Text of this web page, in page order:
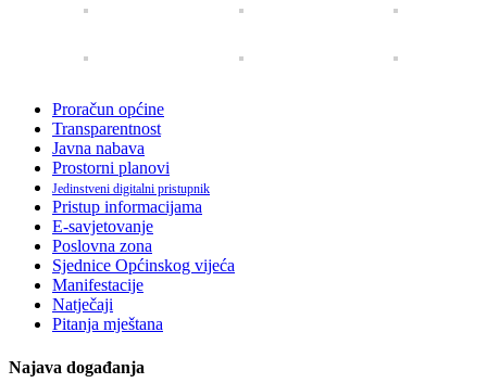
Proračun općine
Transparentnost
Javna nabava
Prostorni planovi
Jedinstveni digitalni pristupnik
Pristup informacijama
E-savjetovanje
Poslovna zona
Sjednice Općinskog vijeća
Manifestacije
Natječaji
Pitanja mještana
Najava događanja